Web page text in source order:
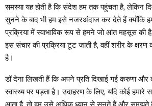
समस्या यह होती है कि संदेश हम तक पहुंचता है, लेकिन
सुनने के बाद भी हम इसे नजरअंदाज कर देते हैं क्योंकि
प्रक्रिया में स्वाभाविक रूप से हमने जो आंत महसूस की
इस संचार की प्रक्रिया टूट जाती है, वहीं शरीर के क्षरण
है।
डॉ देना लिखती हैं कि अपने प्रति दिखाई गई करुणा और
स्वास्थ्य पर पड़ता है। उदाहरण के लिए, यदि कोई हमारे